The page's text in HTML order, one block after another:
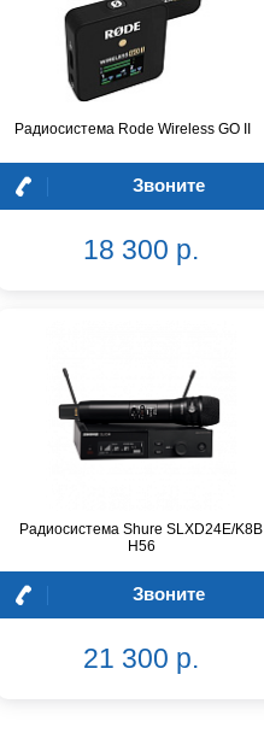
Радиосистема Rode Wireless GO II
Звоните
18 300 р.
Радиосистема Shure SLXD24E/K8B
H56
Звоните
21 300 р.